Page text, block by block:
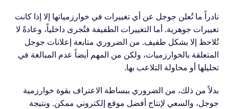
نادراً ما تُعلن جوجل عن أي تغييرات في خوارزمياتها إلا إذا كانت
تغييرات جوهرية. أما التغييرات الطفيفة فتُجرى داخلياً، وعادةً لا
تُلاحظ إلا بشكل طفيف. من الضروري متابعة إعلانات جوجل
المتعلقة بالخوارزميات، ولكن من المهم أيضاً عدم المبالغة في
تحليلها أو محاولة التلاعب بها.
بدلاً من ذلك، من الضروري ببساطة الاعتراف بقوة خوارزمية
جوجل، والسعي لإنتاج أفضل موقع إلكتروني ممكن. ونتيجة